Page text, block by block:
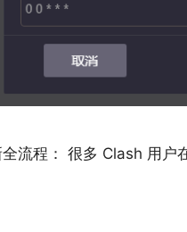
流程： 很多 Clash 用户